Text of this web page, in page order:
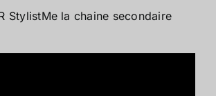
StylistMe la chaine secondaire